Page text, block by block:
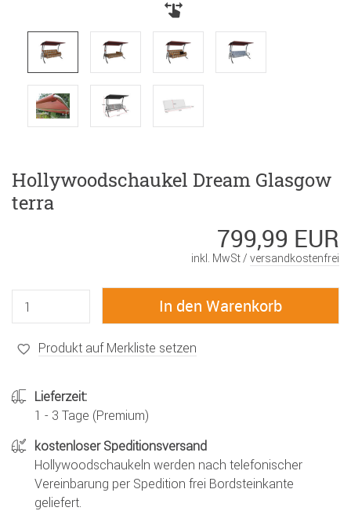
Hollywoodschaukel Dream Glasgow
terra
799,99 EUR
inkl. MwSt / versandkostenfrei
Produkt auf Merkliste setzen
Lieferzeit:
1 - 3 Tage (Premium)
kostenloser Speditionsversand
Hollywoodschaukeln werden nach telefonischer
Vereinbarung per Spedition frei Bordsteinkante
geliefert.